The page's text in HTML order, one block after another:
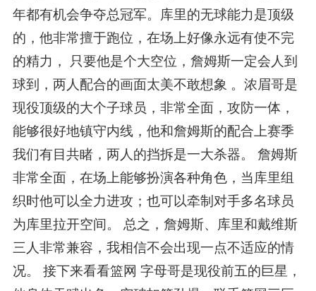
年都有机会争夺总冠军。库里的无球能力是顶级
的，他非常擅于跑位，在场上好像永远有使不完
的精力， 只要他是个大空位，詹姆斯一定会人到
球到，两人配合的画面太美不敢想象 。浓眉哥是
现役顶级的大个子球员，非常全面，攻防一体，
能够很好地镇守内线，他和詹姆斯的配合上赛季
我们有目共睹，两人的挡拆是一大杀器。 詹姆斯
非常全面，在场上能够扮演各种角色，当库里组
织时他可以全力进攻；也可以牵制对手多名球员
为库里拉开空间。 总之，詹姆斯、库里和戴维斯
三人非常兼容，我相信不会出现一点不适应的情
况。 接下来看看篮网 字母哥是现役前五的巨星，